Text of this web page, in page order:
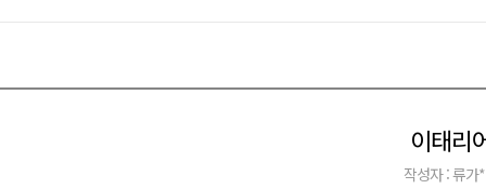
이태리
작성자 : 류가*